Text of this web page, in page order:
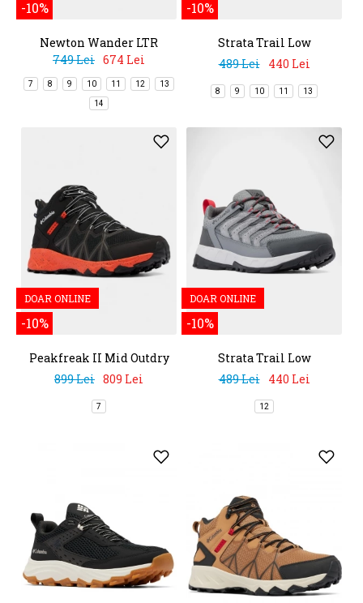
-10%
Newton Wander LTR
749 Lei 674 Lei
7 8 9 10 11 12 13
14
-10%
Strata Trail Low
489 Lei
440 Lei
8 9 10 11 13
DOAR ONLINE
-10%
Peakfreak II Mid Outdry
899 Lei 809 Lei
7
DOAR ONLINE
-10%
Strata Trail Low
489 Lei
440 Lei
12